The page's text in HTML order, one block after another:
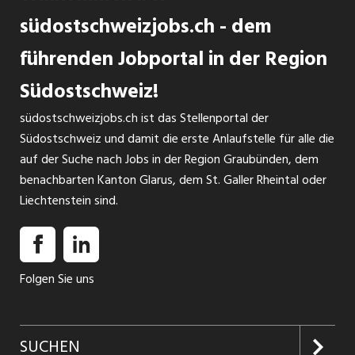
südostschweizjobs.ch - dem
führenden Jobportal in der Region
Südostschweiz!
südostschweizjobs.ch ist das Stellenportal der
Südostschweiz und damit die erste Anlaufstelle für alle die
auf der Suche nach Jobs in der Region Graubünden, dem
benachbarten Kanton Glarus, dem St. Galler Rheintal oder
Liechtenstein sind.
Folgen Sie uns
SUCHEN